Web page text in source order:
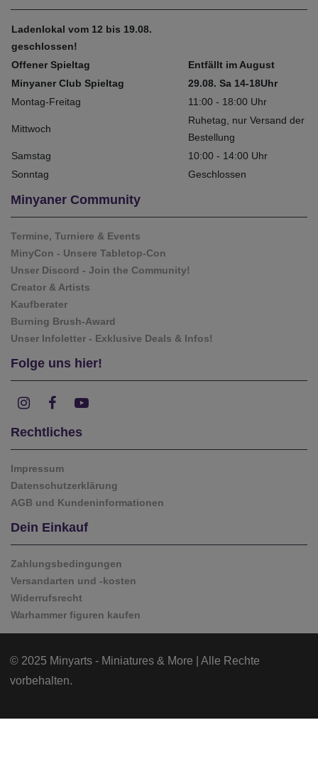
Ladenlokal vom 12 bis 19.08.
geschlossen!
Offener Spieltag
Entfällt im August
Minyaner Club Spieltag
29.08. Sa 14-18Uhr
Montag-Freitag
11:00 - 18:00 Uhr
Mittwoch
Ruhetag, nur Versand der
Bestellung
Samstag
10:00 - 14:00 Uhr
Sonntag
Geschlossen
Minyaner Community
Termine, Turniere & Events
MinyCon - Unsere Tabletop-Con
Unser Discord - Join the Community!
Creator & Artists
Kaufberater
Burning Brush-Award
Unser Infoletter - Exklusive Deals & Infos!
Folge uns hier!
Rechtliches
Impressum
Datenschutzerklärung
AGB und Kundeninformationen
Dein Einkauf
Zahlungsbedingungen
Versandarten und -kosten
Widerrufsrecht
Warhammer figuren kaufen
© 2025 Minyarts - Miniatures & More | Alle Rechte
vorbehalten.